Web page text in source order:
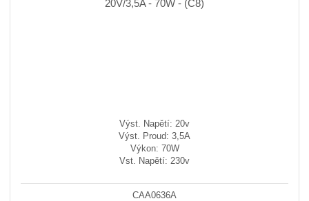
Výst. Napětí: 20v
Výst. Proud: 3,5A
Výkon: 70W
Vst. Napětí: 230v
CAA0636A